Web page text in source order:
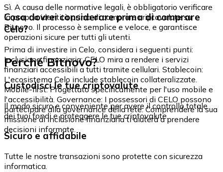
Sì. A causa delle normative legali, è obbligatorio verificare
la propria identità prima di comprare criptovalute su
Bitnovo. Il processo è semplice e veloce, e garantisce
operazioni sicure per tutti gli utenti.
Cosa dovrei considerare prima di comprare
Celo?
Prima di investire in Celo, considera i seguenti punti:
Inclusione finanziaria: CELO mira a rendere i servizi
finanziari accessibili a tutti tramite cellulari. Stablecoin:
L'ecosistema Celo include stablecoin collateralizzate.
Mobile-first: Progettato specificamente per l'uso mobile e
l'accessibilità. Governance: I possessori di CELO possono
partecipare alla governance della rete. Comprendere la sua
missione di inclusione finanziaria ti aiuterà a prendere
decisioni informate.
Perché Bitnovo?
Custodisci le tue criptovalute
Il modo sicuro e conveniente per avere il controllo totale
dei tuoi fondi e proteggere le tue criptovalute.
Sicuro e affidabile
Tutte le nostre transazioni sono protette con sicurezza
informatica.